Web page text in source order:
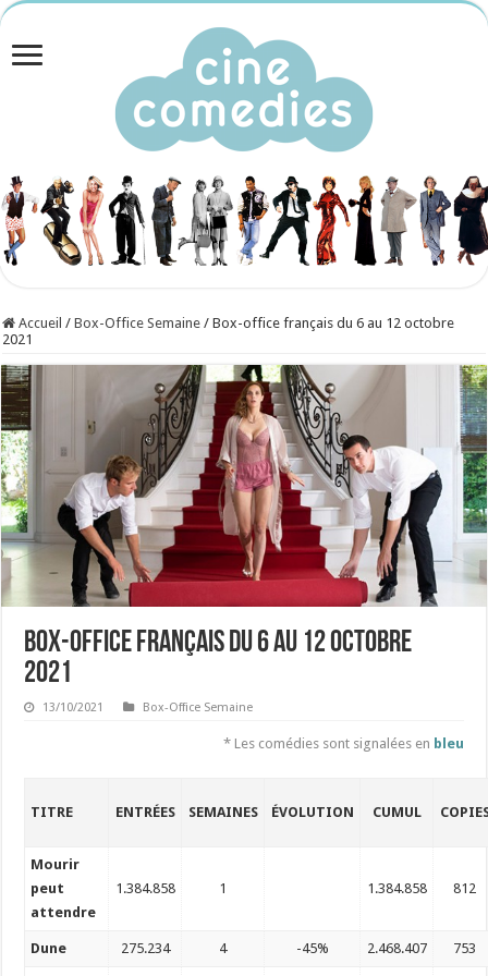
Accueil / Box-Office Semaine / Box-office français du 6 au 12 octobre
2021
Box-office français du 6 au 12 octobre
2021
13/10/2021 Box-Office Semaine
* Les comédies sont signalées en bleu
TITRE ENTRÉES SEMAINES ÉVOLUTION CUMUL
Mourir
peut
attendre
1.384.858 1 1.384.858 812
Dune 275.234 4 -45% 2.468.407 753